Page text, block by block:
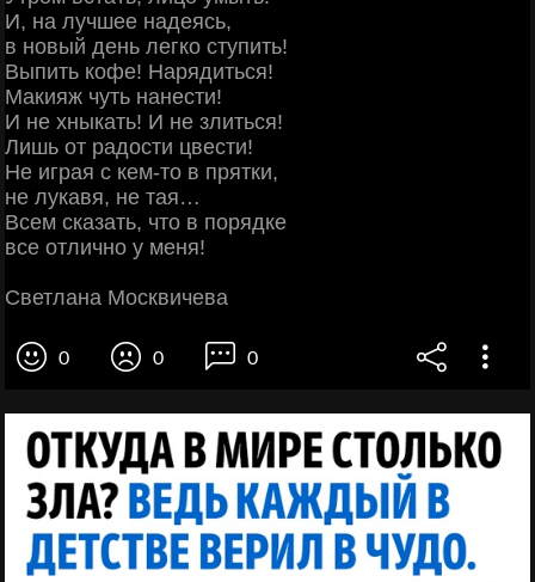
И, на лучшее надеясь,
в новый день легко ступить!
Выпить кофе! Нарядиться!
Макияж чуть нанести!
И не хныкать! И не злиться!
Лишь от радости цвести!
Не играя с кем-то в прятки,
не лукавя, не тая…
Всем сказать, что в порядке
все отлично у меня!
Светлана Москвичева
0 0 0